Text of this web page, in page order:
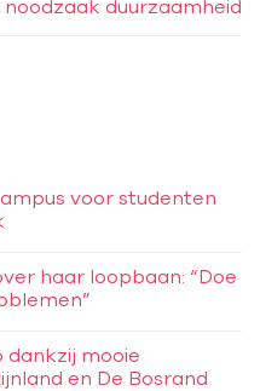
noodzaak duurzaamheid
voor studenten
haar loopbaan: “Doe
dankzij mooie
en De Bosrand